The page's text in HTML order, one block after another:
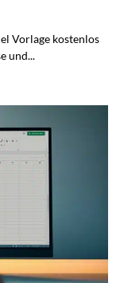
Vorlage kostenlos
und...